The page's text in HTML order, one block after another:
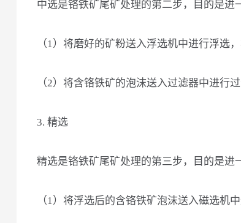
中选是铬铁矿尾矿处理的第二步，目的是进
（1）将磨好的矿粉送入浮选机中进行浮选
（2）将含铬铁矿的泡沫送入过滤器中进行
3. 精选
精选是铬铁矿尾矿处理的第三步，目的是进
（1）将浮选后的含铬铁矿泡沫送入磁选机